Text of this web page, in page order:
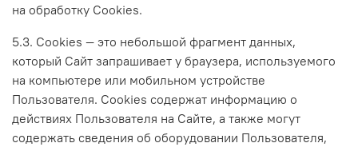
на обработку Сookies.
5.3. Сookies — это небольшой фрагмент данных,
который Сайт запрашивает у браузера, используемого
на компьютере или мобильном устройстве
Пользователя. Cookies содержат информацию о
действиях Пользователя на Сайте, а также могут
содержать сведения об оборудовании Пользователя,